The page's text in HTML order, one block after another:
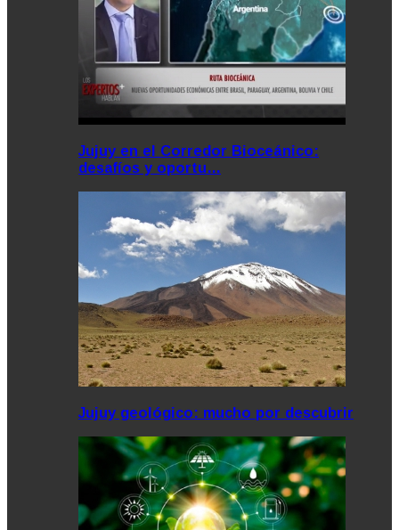
Jujuy en el Corredor Bioceánico:
desafíos y oportu…
Jujuy geológico: mucho por descubrir